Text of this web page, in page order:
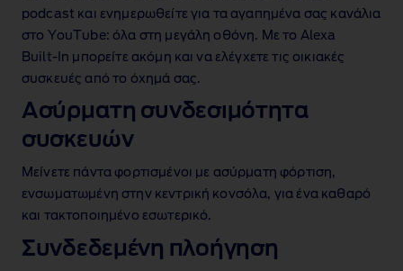
podcast και ενημερωθείτε για τα αγαπημένα σας κανάλια
στο YouTube: όλα στη μεγάλη οθόνη. Με το Alexa
Built‑In μπορείτε ακόμη και να ελέγχετε τις οικιακές
συσκευές από το όχημά σας.
Ασύρματη συνδεσιμότητα
συσκευών
Μείνετε πάντα φορτισμένοι με ασύρματη φόρτιση,
ενσωματωμένη στην κεντρική κονσόλα, για ένα καθαρό
και τακτοποιημένο εσωτερικό.
Συνδεδεμένη πλοήγηση